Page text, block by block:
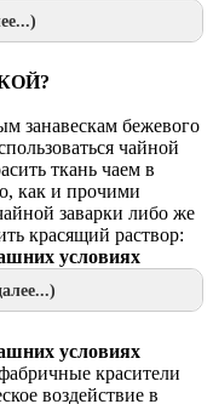
занавескам бежевого
чайной
ткань чаем в
как и прочими
заварки либо же
красящий раствор:
условиях
условиях
красители
воздействие в